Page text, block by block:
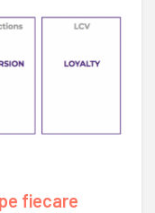
fiecare